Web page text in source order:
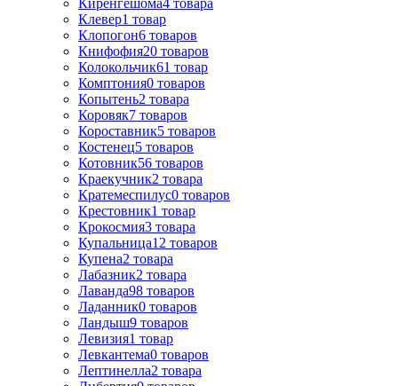
Клевер1 товар
Клопогон6 товаров
Книфофия20 товаров
Колокольчик61 товар
Комптония0 товаров
Копытень2 товара
Коровяк7 товаров
Короставник5 товаров
Костенец5 товаров
Котовник56 товаров
Краекучник2 товара
Кратемеспилус0 товаров
Крестовник1 товар
Крокосмия3 товара
Купальница12 товаров
Купена2 товара
Лабазник2 товара
Лаванда98 товаров
Ладанник0 товаров
Ландыш9 товаров
Левизия1 товар
Левкантема0 товаров
Лептинелла2 товара